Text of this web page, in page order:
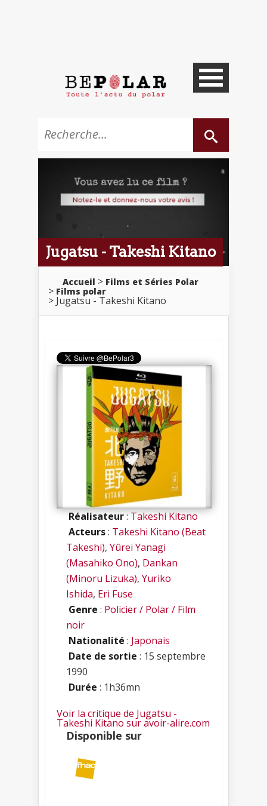
Jugatsu - Takeshi Kitano
Accueil
Films et Séries Polar
Films polar
Jugatsu - Takeshi Kitano
Réalisateur:Takeshi Kitano
Acteurs: Takeshi Kitano (Beat
Takeshi), Yûrei Yanagi
(Masahiko Ono), Dankan
(Minoru Lizuka), Yuriko
Ishida, Eri Fuse
Genre : Policier / Polar / Film
noir
Nationalité : Japonais
Date de sortie : 15 septembre
1990
Durée : 1h36mn
Voir la critique de Jugatsu -
Takeshi Kitano sur avoir-alire.com
Disponible sur